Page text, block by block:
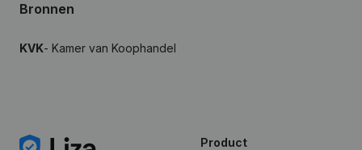
Bronnen
KVK- Kamer van Koophandel
Product